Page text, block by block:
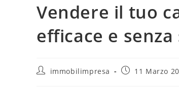
Vendere il tuo
efficace e
immobilimpresa 11 Marzo